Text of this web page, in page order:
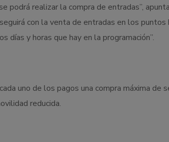
podrá realizar la compra de entradas”,
con la venta de entradas en los
y horas que hay en la programación”.
uno de los pagos una compra máxima de
reducida.